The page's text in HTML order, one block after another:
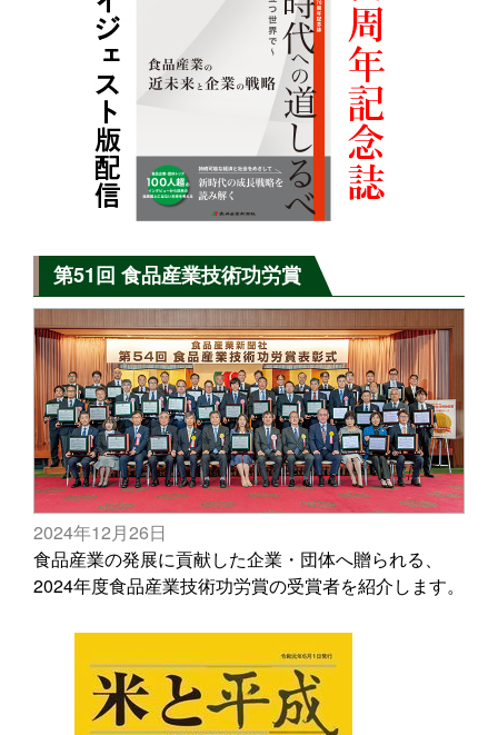
第51回 食品産業技術功労賞
2024年12月26日
食品産業の発展に貢献した企業・団体へ贈られる、
2024年度食品産業技術功労賞の受賞者を紹介します。